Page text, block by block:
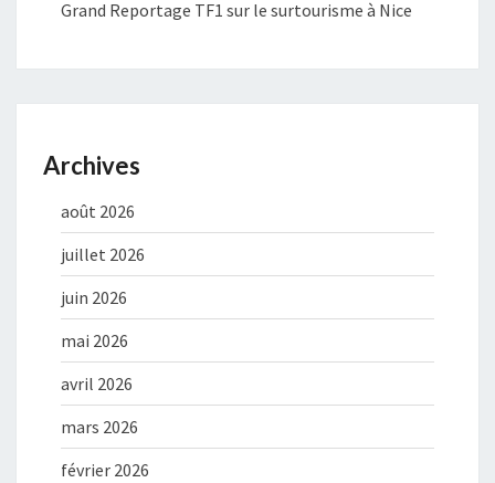
Grand Reportage TF1 sur le surtourisme à Nice
Archives
août 2026
juillet 2026
juin 2026
mai 2026
avril 2026
mars 2026
février 2026